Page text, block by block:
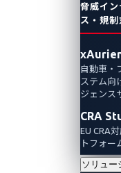
脅威イン
ス・規制
自動車・
ステム向
ジェンス
CRA
EU CRA
トフォー
ソリュー
によって、自
イバーセキュ
践的な実験と
に実現される